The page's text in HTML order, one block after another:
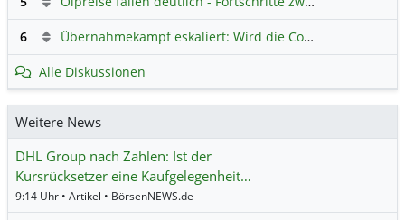
6 Übernahmekampf eskaliert: Wird die Commerzbank italienisch?
Alle Diskussionen
Weitere News
DHL Group nach Zahlen: Ist der
Kursrücksetzer eine Kaufgelegenheit…
9:14 Uhr • Artikel • BörsenNEWS.de